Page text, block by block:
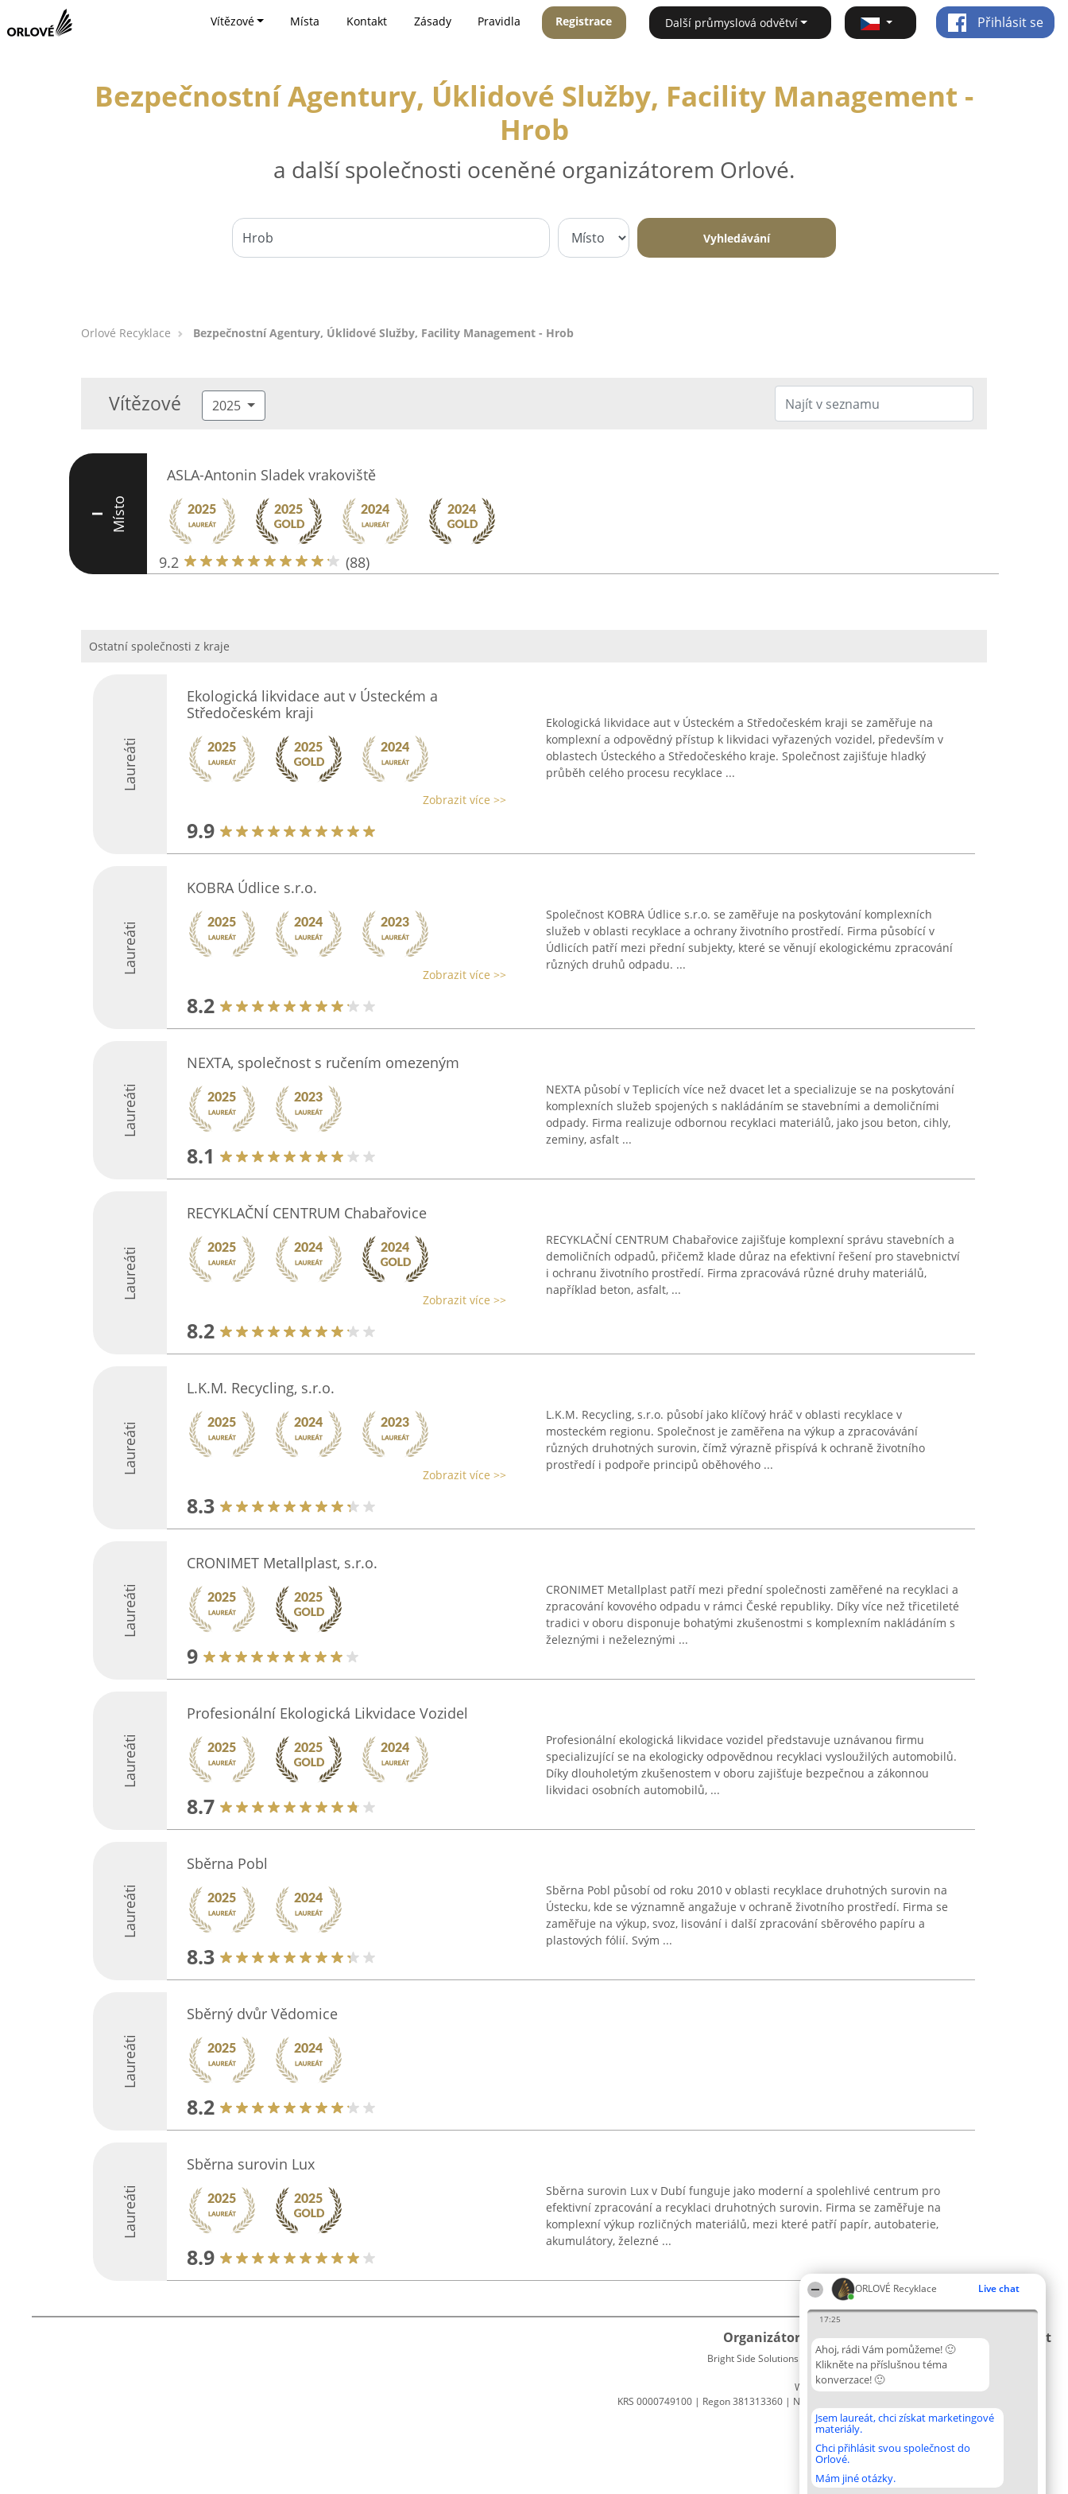
ORLOVÉ Recyklace Live chat
17:25
Ahoj, rádi Vám pomůžeme! 🙂
Klikněte na příslušnou téma
konverzace! 🙂
Jsem laureát, chci získat marketingové
materiály.
Chci přihlásit svou společnost do
Orlové.
Mám jiné otázky.
Vítězové Místa Kontakt Zásady Pravidla Registrace Další průmyslová odvětví Přihlásit se
Bezpečnostní Agentury, Úklidové Služby, Facility Management -
Hrob
a další společnosti oceněné organizátorem Orlové.
Vyhledávání
Orlové Recyklace Bezpečnostní Agentury, Úklidové Služby, Facility Management - Hrob
Vítězové 2025
I Místo
ASLA-Antonin Sladek vrakoviště
9.2 (88)
Ostatní společnosti z kraje
Laureáti
Ekologická likvidace aut v Ústeckém a
Středočeském kraji
Zobrazit více >>
9.9
Ekologická likvidace aut v Ústeckém a Středočeském kraji se zaměřuje na
komplexní a odpovědný přístup k likvidaci vyřazených vozidel, především v
oblastech Ústeckého a Středočeského kraje. Společnost zajišťuje hladký
průběh celého procesu recyklace ...
Laureáti
KOBRA Údlice s.r.o.
Zobrazit více >>
8.2
Společnost KOBRA Údlice s.r.o. se zaměřuje na poskytování komplexních
služeb v oblasti recyklace a ochrany životního prostředí. Firma působící v
Údlicích patří mezi přední subjekty, které se věnují ekologickému zpracování
různých druhů odpadu. ...
Laureáti
NEXTA, společnost s ručením omezeným
8.1
NEXTA působí v Teplicích více než dvacet let a specializuje se na poskytování
komplexních služeb spojených s nakládáním se stavebními a demoličními
odpady. Firma realizuje odbornou recyklaci materiálů, jako jsou beton, cihly,
zeminy, asfalt ...
Laureáti
RECYKLAČNÍ CENTRUM Chabařovice
Zobrazit více >>
8.2
RECYKLAČNÍ CENTRUM Chabařovice zajišťuje komplexní správu stavebních a
demoličních odpadů, přičemž klade důraz na efektivní řešení pro stavebnictví
i ochranu životního prostředí. Firma zpracovává různé druhy materiálů,
například beton, asfalt, ...
Laureáti
L.K.M. Recycling, s.r.o.
Zobrazit více >>
8.3
L.K.M. Recycling, s.r.o. působí jako klíčový hráč v oblasti recyklace v
mosteckém regionu. Společnost je zaměřena na výkup a zpracovávání
různých druhotných surovin, čímž výrazně přispívá k ochraně životního
prostředí i podpoře principů oběhového ...
Laureáti
CRONIMET Metallplast, s.r.o.
9
CRONIMET Metallplast patří mezi přední společnosti zaměřené na recyklaci a
zpracování kovového odpadu v rámci České republiky. Díky více než třicetileté
tradici v oboru disponuje bohatými zkušenostmi s komplexním nakládáním s
železnými i neželeznými ...
Laureáti
Profesionální Ekologická Likvidace Vozidel
8.7
Profesionální ekologická likvidace vozidel představuje uznávanou firmu
specializující se na ekologicky odpovědnou recyklaci vysloužilých automobilů.
Díky dlouholetým zkušenostem v oboru zajišťuje bezpečnou a zákonnou
likvidaci osobních automobilů, ...
Laureáti
Sběrna Pobl
8.3
Sběrna Pobl působí od roku 2010 v oblasti recyklace druhotných surovin na
Ústecku, kde se významně angažuje v ochraně životního prostředí. Firma se
zaměřuje na výkup, svoz, lisování i další zpracování sběrového papíru a
plastových fólií. Svým ...
Laureáti
Sběrný dvůr Vědomice
8.2
Laureáti
Sběrna surovin Lux
8.9
Sběrna surovin Lux v Dubí funguje jako moderní a spolehlivé centrum pro
efektivní zpracování a recyklaci druhotných surovin. Firma se zaměřuje na
komplexní výkup rozličných materiálů, mezi které patří papír, autobaterie,
akumulátory, železné ...
Organizátor hlasování
Bright Side Solutions sp. z o. o. sp. k.
ul. Ruska 22
Wrocław 50-079
KRS 0000749100 | Regon 381313360 | NIP 8943132676
Plebiscyt
Vítězové
Seznam
Zásady
Zásady
ochrany
údajů
Kontakt